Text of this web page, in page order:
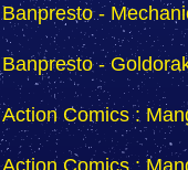
Banpresto -
Banpresto -
Action Comics :
Action Comics :